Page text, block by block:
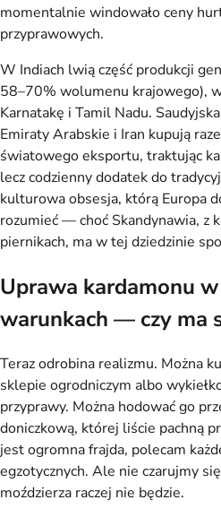
momentalnie windowało ceny
przyprawowych.
W Indiach lwią część produkcji
58–70% wolumenu krajowego),
Karnatakę i Tamil Nadu.
Emiraty Arabskie i Iran kupują
światowego eksportu, traktując
lecz codzienny dodatek do
kulturowa obsesja, którą Europa
rozumieć — choć Skandynawia, z
piernikach, ma w tej dziedzinie
Uprawa kardamonu
warunkach — czy ma
Teraz odrobina realizmu. Można
sklepie ogrodniczym albo
przyprawy. Można hodować go
doniczkową, której liście pachną
jest ogromna frajda, polecam
egzotycznych. Ale nie czarujmy
moździerza raczej nie będzie.